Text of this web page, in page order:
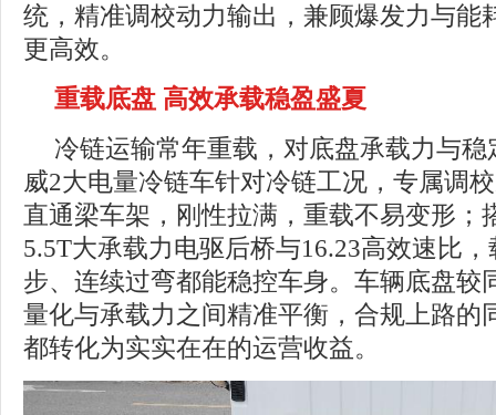
统，精准调校动力输出，兼顾爆发力与能
更高效。
重载底盘 高效承载稳盈盛夏
冷链运输常年重载，对底盘承载力与
威2大电量冷链车针对冷链工况，专属调
直通梁车架，刚性拉满，重载不易变形；
5.5T大承载力电驱后桥与16.23高效速比
步、连续过弯都能稳控车身。车辆底盘较
量化与承载力之间精准平衡，合规上路的
都转化为实实在在的运营收益。